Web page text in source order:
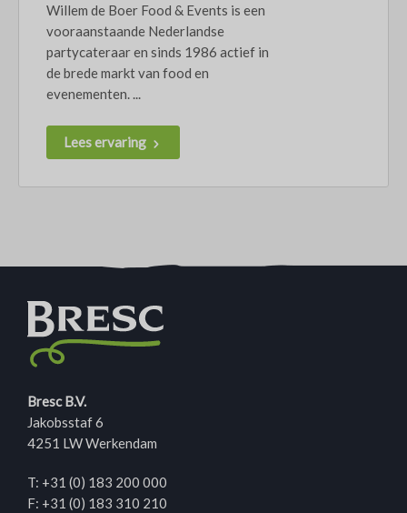
Willem de Boer Food & Events is een
vooraanstaande Nederlandse
partycateraar en sinds 1986 actief in
de brede markt van food en
evenementen. ...
Lees ervaring
Bresc B.V.
Jakobsstaf 6
4251 LW Werkendam
T: +31 (0) 183 200 000
F: +31 (0) 183 310 210